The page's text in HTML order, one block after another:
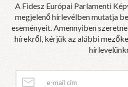
A Fidesz Európai Parlamenti
megjelenő hírlevélben mutatja
eseményeit. Amennyiben
hírekről, kérjük az alábbi